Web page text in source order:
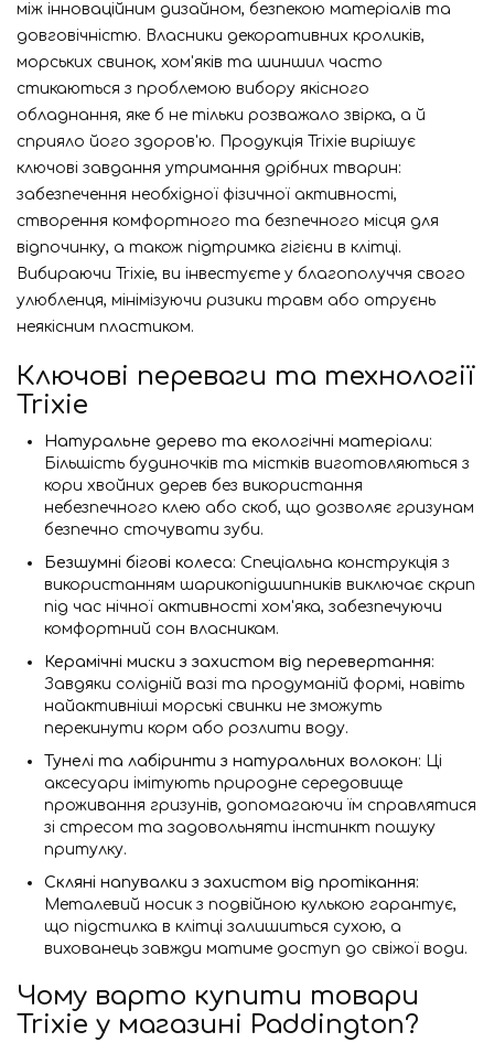
між інноваційним дизайном, безпекою матеріалів та
довговічністю. Власники декоративних кроликів,
морських свинок, хом'яків та шиншил часто
стикаються з проблемою вибору якісного
обладнання, яке б не тільки розважало звірка, а й
сприяло його здоров'ю. Продукція Trixie вирішує
ключові завдання утримання дрібних тварин:
забезпечення необхідної фізичної активності,
створення комфортного та безпечного місця для
відпочинку, а також підтримка гігієни в клітці.
Вибираючи Trixie, ви інвестуєте у благополуччя свого
улюбленця, мінімізуючи ризики травм або отруєнь
неякісним пластиком.
Ключові переваги та технології
Trixie
Натуральне дерево та екологічні матеріали:
Більшість будиночків та містків виготовляються з
кори хвойних дерев без використання
небезпечного клею або скоб, що дозволяє гризунам
безпечно сточувати зуби.
Безшумні бігові колеса: Спеціальна конструкція з
використанням шарикопідшипників виключає скрип
під час нічної активності хом'яка, забезпечуючи
комфортний сон власникам.
Керамічні миски з захистом від перевертання:
Завдяки солідній вазі та продуманій формі, навіть
найактивніші морські свинки не зможуть
перекинути корм або розлити воду.
Тунелі та лабіринти з натуральних волокон: Ці
аксесуари імітують природне середовище
проживання гризунів, допомагаючи їм справлятися
зі стресом та задовольняти інстинкт пошуку
притулку.
Скляні напувалки з захистом від протікання:
Металевий носик з подвійною кулькою гарантує,
що підстилка в клітці залишиться сухою, а
вихованець завжди матиме доступ до свіжої води.
Чому варто купити товари
Trixie у магазині Paddington?